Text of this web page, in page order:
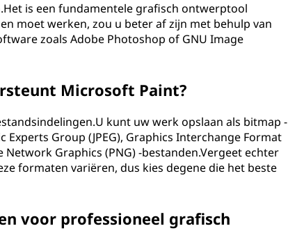
is een fundamentele grafisch ontwerptool
moet werken, zou u beter af zijn met behulp van
zoals Adobe Photoshop of GNU Image
Microsoft Paint?
kunt uw werk opslaan als bitmap -
Group (JPEG), Graphics Interchange Format
Network Graphics (PNG) -bestanden.Vergeet echter
formaten variëren, dus kies degene die het beste
voor professioneel grafisch